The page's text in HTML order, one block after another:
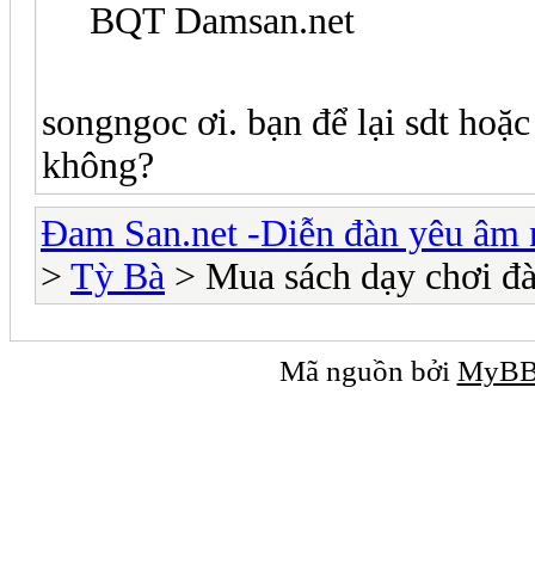
BQT Damsan.net
songngoc ơi. bạn để lại sdt
không?
Đam San.net -Diễn đàn yêu âm
> Tỳ Bà > Mua sách dạy chơi
Mã nguồn bởi